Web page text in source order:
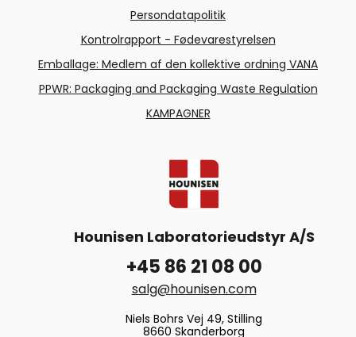
Persondatapolitik
Kontrolrapport - Fødevarestyrelsen
Emballage: Medlem af den kollektive ordning VANA
PPWR: Packaging and Packaging Waste Regulation
KAMPAGNER
Hounisen Laboratorieudstyr A/S
+45 86 21 08 00
salg@hounisen.com
Niels Bohrs Vej 49, Stilling
8660 Skanderborg